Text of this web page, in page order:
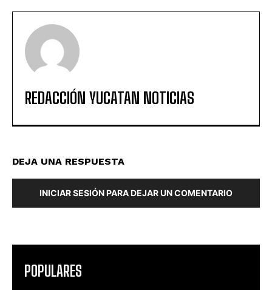
REDACCIÓN YUCATAN NOTICIAS
DEJA UNA RESPUESTA
INICIAR SESIÓN PARA DEJAR UN COMENTARIO
POPULARES